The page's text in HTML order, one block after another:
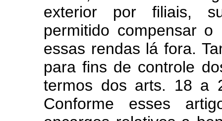
exterior por filiais,
permitido compensar
essas rendas lá fora.
para fins de controle
termos dos arts. 18 a
Conforme esses